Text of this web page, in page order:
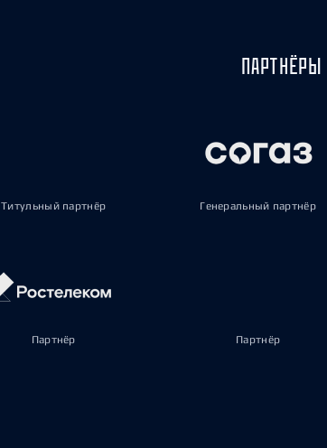
Титульный партнёр Генеральный партнёр
Партнёр Партнёр